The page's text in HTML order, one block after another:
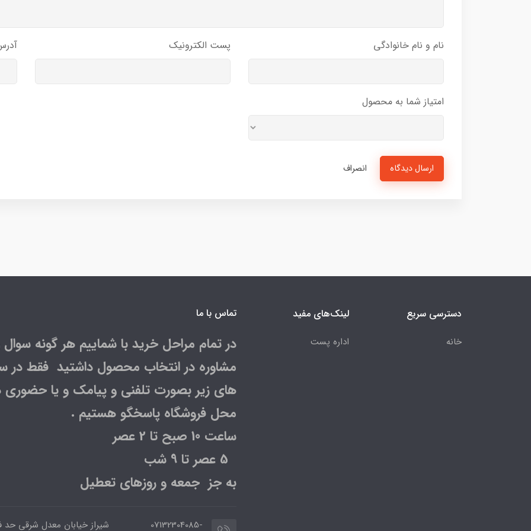
نام و نام خانوادگی پست الکترونیک
امتیاز شما به محصول
ارسال دیدگاه انصراف
دسترسی سریع
خانه
لینک‌های مفید
اداره پست
تماس با ما
در تمام مراحل خرید با شماییم هر گونه سوال
مشاوره در انتخاب محصول داشتید فقط در
های زیر بصورت تلفنی و پیامک و یا حضوری
محل فروشگاه پاسخگو هستیم .
ساعت 10 صبح تا 2 عصر
به جز جمعه و روزهای تعطیل
07132304085- شیراز خیابان معدل شرقی حد